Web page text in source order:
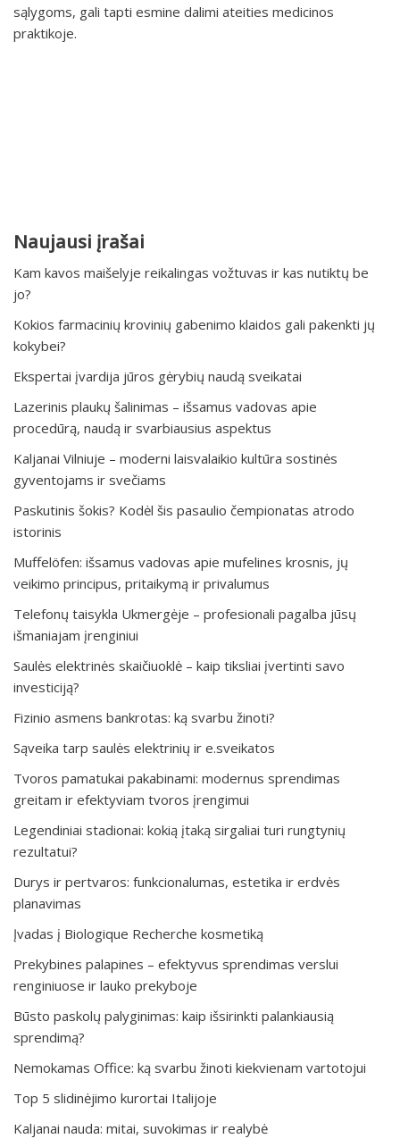
sąlygoms, gali tapti esmine dalimi ateities medicinos
praktikoje.
Naujausi įrašai
Kam kavos maišelyje reikalingas vožtuvas ir kas nutiktų be
jo?
Kokios farmacinių krovinių gabenimo klaidos gali pakenkti jų
kokybei?
Ekspertai įvardija jūros gėrybių naudą sveikatai
Lazerinis plaukų šalinimas – išsamus vadovas apie
procedūrą, naudą ir svarbiausius aspektus
Kaljanai Vilniuje – moderni laisvalaikio kultūra sostinės
gyventojams ir svečiams
Paskutinis šokis? Kodėl šis pasaulio čempionatas atrodo
istorinis
Muffelöfen: išsamus vadovas apie mufelines krosnis, jų
veikimo principus, pritaikymą ir privalumus
Telefonų taisykla Ukmergėje – profesionali pagalba jūsų
išmaniajam įrenginiui
Saulės elektrinės skaičiuoklė – kaip tiksliai įvertinti savo
investiciją?
Fizinio asmens bankrotas: ką svarbu žinoti?
Sąveika tarp saulės elektrinių ir e.sveikatos
Tvoros pamatukai pakabinami: modernus sprendimas
greitam ir efektyviam tvoros įrengimui
Legendiniai stadionai: kokią įtaką sirgaliai turi rungtynių
rezultatui?
Durys ir pertvaros: funkcionalumas, estetika ir erdvės
planavimas
Įvadas į Biologique Recherche kosmetiką
Prekybines palapines – efektyvus sprendimas verslui
renginiuose ir lauko prekyboje
Būsto paskolų palyginimas: kaip išsirinkti palankiausią
sprendimą?
Nemokamas Office: ką svarbu žinoti kiekvienam vartotojui
Top 5 slidinėjimo kurortai Italijoje
Kaljanai nauda: mitai, suvokimas ir realybė